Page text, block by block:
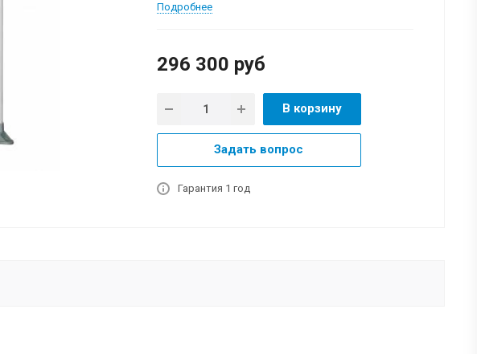
Подробнее
296 300 руб
В корзину
Задать вопрос
Гарантия 1 год